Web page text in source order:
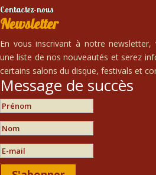
Contactez-nous
Newsletter
En vous inscrivant à notre newsletter,
une liste de nos nouveautés et serez
certains salons du disque, festivals et
Message de succès